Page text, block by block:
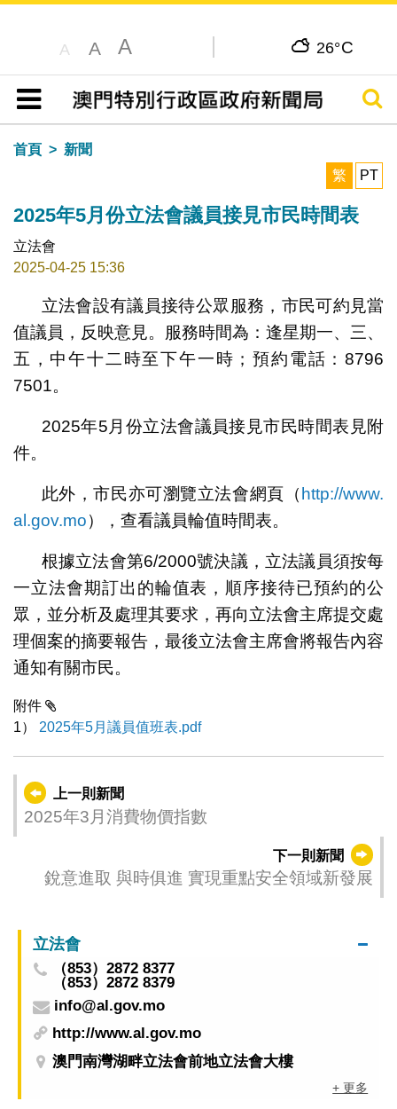
A A A 26°C
目錄
搜尋
首頁
新聞
繁
PT
2025年5月份立法會議員接見市民時間表
立法會
2025-04-25 15:36
立法會設有議員接待公眾服務，市民可約見當
值議員，反映意見。服務時間為：逢星期一、三、
五，中午十二時至下午一時；預約電話：8796
7501。
2025年5月份立法會議員接見市民時間表見附
件。
此外，市民亦可瀏覽立法會網頁（http://www.
al.gov.mo），查看議員輪值時間表。
根據立法會第6/2000號決議，立法議員須按每
一立法會期訂出的輪值表，順序接待已預約的公
眾，並分析及處理其要求，再向立法會主席提交處
理個案的摘要報告，最後立法會主席會將報告內容
通知有關市民。
附件
1）
2025年5月議員值班表.pdf
上一則新聞
2025年3月消費物價指數
下一則新聞
銳意進取 與時俱進 實現重點安全領域新發展
立法會
（853）2872 8377
（853）2872 8379
info@al.gov.mo
http://www.al.gov.mo
澳門南灣湖畔立法會前地立法會大樓
+ 更多